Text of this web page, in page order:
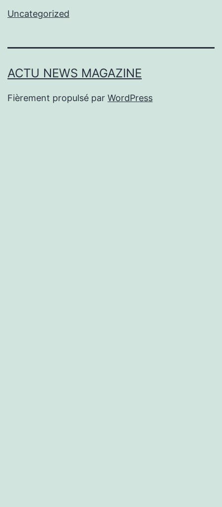
Uncategorized
ACTU NEWS MAGAZINE
Fièrement propulsé par WordPress